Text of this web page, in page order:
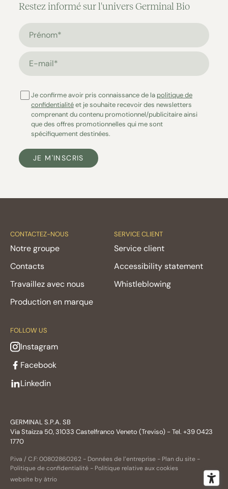
Restez informé sur l'univers Germinal Bio
Je confirme avoir pris connaissance de la politique de
confidentialitéet je souhaite recevoir des newsletters
comprenant du contenu promotionnel/publicitaire ainsi
que des offres promotionnelles qui me sont
spécifiquement destinées.
JE M'INSCRIS
CONTACTEZ-NOUS
Notre groupe
Contacts
Travaillez avec nous
Production en marque
SERVICE CLIENT
Service client
Accessibility statement
Whistleblowing
FOLLOW US
Instagram
Facebook
Linkedin
GERMINAL S.P.A. SB
Via Staizza 50, 31033 Castelfranco Veneto (Treviso) - Tel. +39 0423
1770
P.iva / C.F: 00802860262 - Données de l’entreprise - Plan du site -
Politique de confidentialité - Politique relative aux cookies
website by àtrio